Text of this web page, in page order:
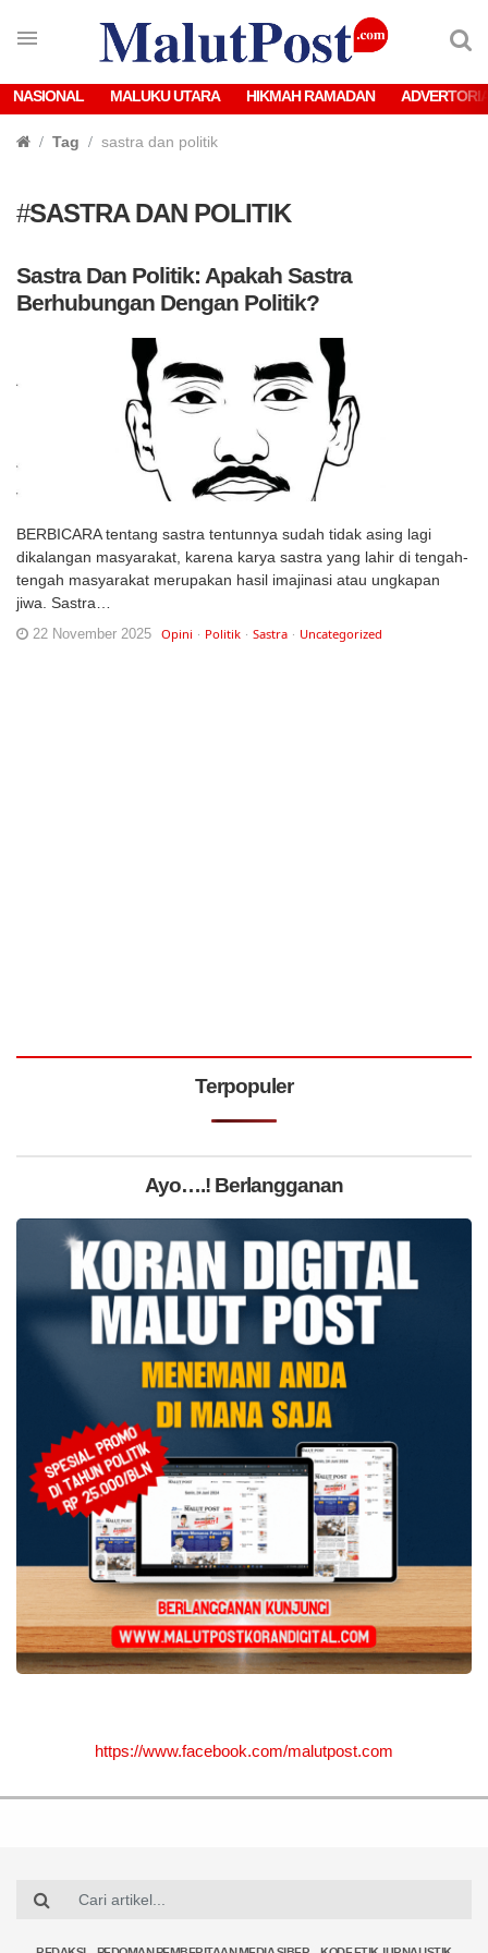
NASIONAL MALUKU UTARA HIKMAH RAMADAN
Tag sastra dan politik
#SASTRA DAN POLITIK
Sastra Dan Politik: Apakah Sastra
Berhubungan Dengan Politik?
BERBICARA tentang sastra tentunnya sudah tidak asing lagi
dikalangan masyarakat, karena karya sastra yang lahir di tengah-
tengah masyarakat merupakan hasil imajinasi atau ungkapan
jiwa. Sastra…
22 November 2025 Opini Politik Sastra Uncategorized
Terpopuler
Ayo….! Berlangganan
https://www.facebook.com/malutpost.com